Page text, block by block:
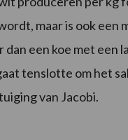
maar is ook een
een koe met een
tenslotte om het
van Jacobi.